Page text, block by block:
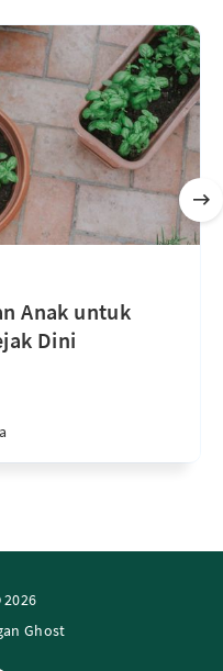
Anak untuk
Dini
Ghost